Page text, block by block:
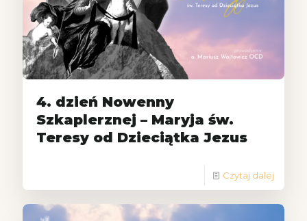
4. dzień Nowenny
Szkaplerznej – Maryja św.
Teresy od Dzieciątka Jezus
Czytaj dalej